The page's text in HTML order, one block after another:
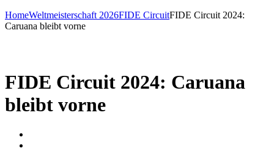
HomeWeltmeisterschaft 2026FIDE CircuitFIDE Circuit 2024:
Caruana bleibt vorne
FIDE Circuit 2024: Caruana
bleibt vorne